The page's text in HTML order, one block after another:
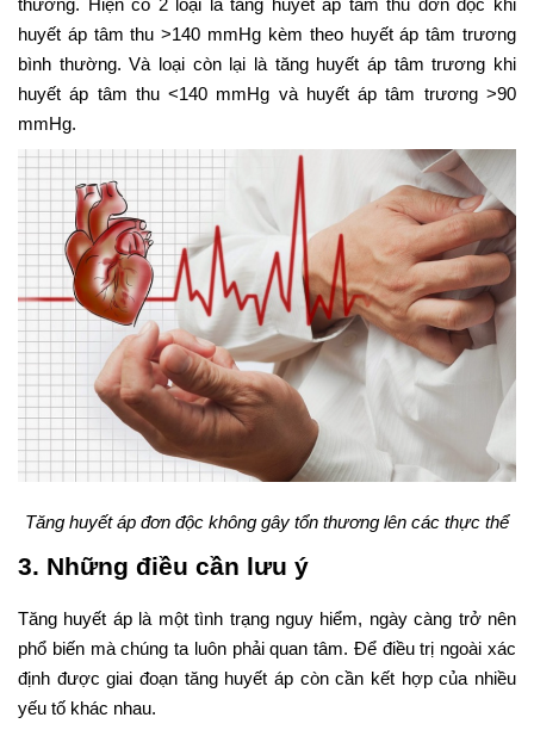
thường. Hiện có 2 loại là tăng huyết áp tâm thu đơn độc khi
huyết áp tâm thu >140 mmHg kèm theo huyết áp tâm trương
bình thường. Và loại còn lại là tăng huyết áp tâm trương khi
huyết áp tâm thu <140 mmHg và huyết áp tâm trương >90
mmHg.
Tăng huyết áp đơn độc không gây tổn thương lên các thực thể
3. Những điều cần lưu ý
Tăng huyết áp là một tình trạng nguy hiểm, ngày càng trở nên
phổ biến mà chúng ta luôn phải quan tâm. Để điều trị ngoài xác
định được giai đoạn tăng huyết áp còn cần kết hợp của nhiều
yếu tố khác nhau.